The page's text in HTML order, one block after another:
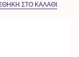
ΣΤΟ ΚΑΛΆΘΙ